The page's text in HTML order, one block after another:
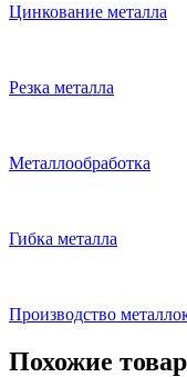
Цинкование металла
Резка металла
Металлообработка
Гибка металла
Производство
Похожие